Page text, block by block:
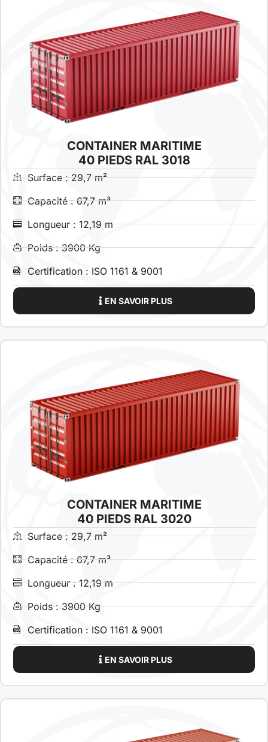
CONTAINER MARITIME
40 PIEDS RAL 3018
Surface : 29,7 m²
Capacité : 67,7 m³
Longueur : 12,19 m
Poids : 3900 Kg
Certification : ISO 1161 & 9001
EN SAVOIR PLUS
CONTAINER MARITIME
40 PIEDS RAL 3020
Surface : 29,7 m²
Capacité : 67,7 m³
Longueur : 12,19 m
Poids : 3900 Kg
Certification : ISO 1161 & 9001
EN SAVOIR PLUS